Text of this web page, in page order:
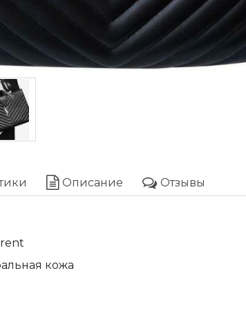
Описание Отзывы
кожа